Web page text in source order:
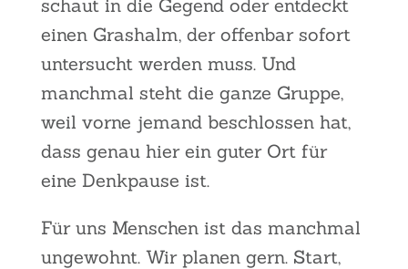
schaut in die Gegend oder ent­deckt
einen Gras­halm, der offen­bar sofort
unter­sucht wer­den muss. Und
manch­mal steht die gan­ze Grup­pe,
weil vor­ne jemand beschlos­sen hat,
dass genau hier ein guter Ort für
eine Denk­pau­se ist.
Für uns Men­schen ist das manch­mal
unge­wohnt. Wir pla­nen gern. Start,